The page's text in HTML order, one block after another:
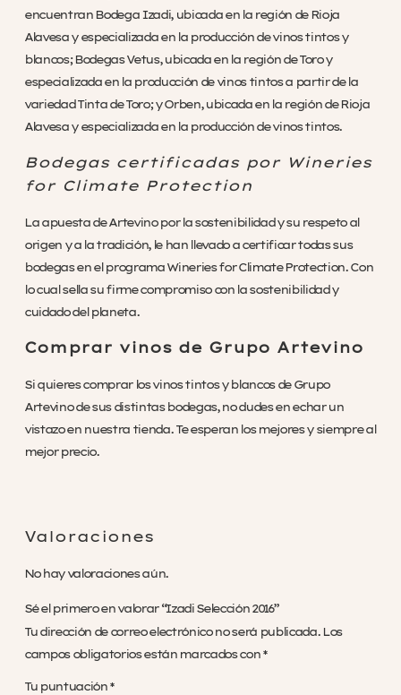
encuentran Bodega Izadi, ubicada en la región de Rioja
Alavesa y especializada en la producción de vinos tintos y
blancos; Bodegas Vetus, ubicada en la región de Toro y
especializada en la producción de vinos tintos a partir de la
variedad Tinta de Toro; y Orben, ubicada en la región de Rioja
Alavesa y especializada en la producción de vinos tintos.
Bodegas certificadas por Wineries
for Climate Protection
La apuesta de Artevino por la sostenibilidad y su respeto al
origen y a la tradición, le han llevado a certificar todas sus
bodegas en el programa Wineries for Climate Protection. Con
lo cual sella su firme compromiso con la sostenibilidad y
cuidado del planeta.
Comprar vinos de Grupo Artevino
Si quieres comprar los vinos tintos y blancos de Grupo
Artevino de sus distintas bodegas, no dudes en echar un
vistazo en nuestra tienda. Te esperan los mejores y siempre al
mejor precio.
Valoraciones
No hay valoraciones aún.
Sé el primero en valorar “Izadi Selección 2016”
Tu dirección de correo electrónico no será publicada. Los
campos obligatorios están marcados con *
Tu puntuación *